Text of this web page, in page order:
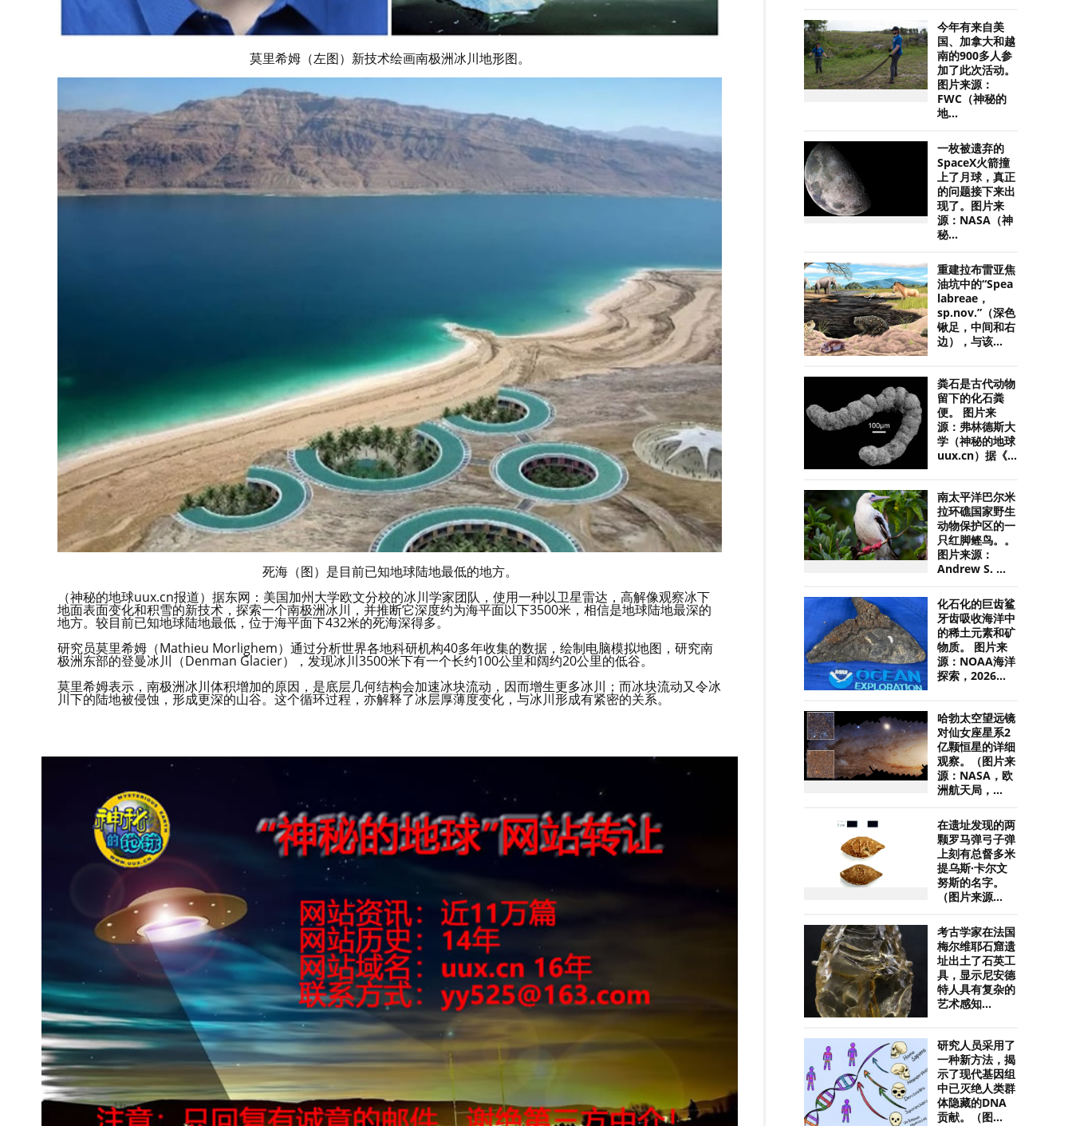
莫里希姆（左图）新技术绘画南极洲冰川地形图。
死海（图）是目前已知地球陆地最低的地方。
（神秘的地球uux.cn报道）据东网：美国加州大学欧文分校的冰川学家团队，使用一种以卫星雷达，高解像观察冰下
地面表面变化和积雪的新技术，探索一个南极洲冰川，并推断它深度约为海平面以下3500米，相信是地球陆地最深的
地方。较目前已知地球陆地最低，位于海平面下432米的死海深得多。
研究员莫里希姆（Mathieu Morlighem）通过分析世界各地科研机构40多年收集的数据，绘制电脑模拟地图，研究南
极洲东部的登曼冰川（Denman Glacier），发现冰川3500米下有一个长约100公里和阔约20公里的低谷。
莫里希姆表示，南极洲冰川体积增加的原因，是底层几何结构会加速冰块流动，因而增生更多冰川；而冰块流动又令冰
川下的陆地被侵蚀，形成更深的山谷。这个循环过程，亦解释了冰层厚薄度变化，与冰川形成有紧密的关系。
今年有来自美
国、加拿大和越
南的900多人参
加了此次活动。
图片来源：
FWC（神秘的
地...
一枚被遗弃的
SpaceX火箭撞
上了月球，真正
的问题接下来出
现了。图片来
源：NASA（神
秘...
重建拉布雷亚焦
油坑中的“Spea
labreae，
sp.nov.”（深色
锹足，中间和右
边），与该...
粪石是古代动物
留下的化石粪
便。 图片来
源：弗林德斯大
学（神秘的地球
uux.cn）据《...
南太平洋巴尔米
拉环礁国家野生
动物保护区的一
只红脚鲣鸟。。
图片来源：
Andrew S. ...
化石化的巨齿鲨
牙齿吸收海洋中
的稀土元素和矿
物质。 图片来
源：NOAA海洋
探索，2026...
哈勃太空望远镜
对仙女座星系2
亿颗恒星的详细
观察。（图片来
源：NASA，欧
洲航天局，...
在遗址发现的两
颗罗马弹弓子弹
上刻有总督多米
提乌斯·卡尔文
努斯的名字。
（图片来源...
考古学家在法国
梅尔维耶石窟遗
址出土了石英工
具，显示尼安德
特人具有复杂的
艺术感知...
研究人员采用了
一种新方法，揭
示了现代基因组
中已灭绝人类群
体隐藏的DNA
贡献。（图...